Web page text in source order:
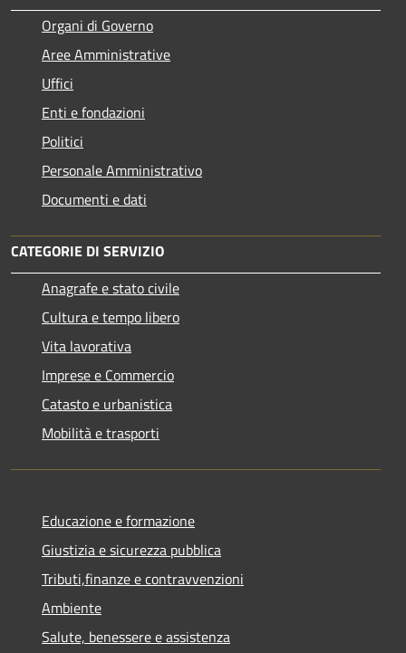
Organi di Governo
Aree Amministrative
Uffici
Enti e fondazioni
Politici
Personale Amministrativo
Documenti e dati
CATEGORIE DI SERVIZIO
Anagrafe e stato civile
Cultura e tempo libero
Vita lavorativa
Imprese e Commercio
Catasto e urbanistica
Mobilità e trasporti
Educazione e formazione
Giustizia e sicurezza pubblica
Tributi,finanze e contravvenzioni
Ambiente
Salute, benessere e assistenza